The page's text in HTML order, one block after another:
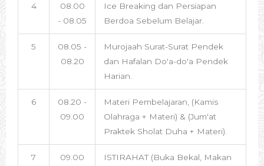
4
08.00
- 08.05
Ice Breaking dan Persiapan
Berdoa Sebelum Belajar.
5
08.05 -
08.20
Murojaah Surat-Surat Pendek
dan Hafalan Do'a-do'a Pendek
Harian.
6
08.20 -
09.00
Materi Pembelajaran, (Kamis
Olahraga + Materi) & (Jum'at
Praktek Sholat Duha + Materi).
7
09.00
ISTIRAHAT (Buka Bekal, Makan